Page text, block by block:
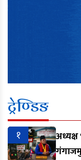
ट्रेण्डिङ
१